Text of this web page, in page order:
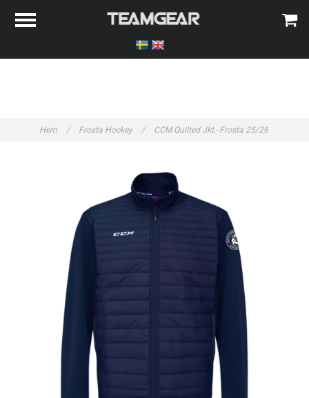
Hem / Frosta Hockey / CCM Quilted Jkt,- Frosta 25/26